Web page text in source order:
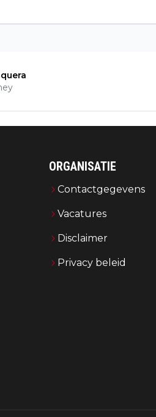
ORGANISATIE
Contactgegevens
Vacatures
Disclaimer
Privacy beleid